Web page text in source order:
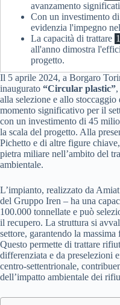
avanzamento
Con un investimento di
evidenzia l'impegno
La capacità di trattare
all'anno dimostra
progetto.
Il 5 aprile 2024, a Borgaro
inaugurato “Circular plastic”
alla selezione e allo
momento significativo per il
con un investimento di 45
la scala del progetto. Alla
Pichetto e di altre figure
pietra miliare nell’ambito del
ambientale.
L’impianto, realizzato da
del Gruppo Iren – ha una
100.000 tonnellate e può
il recupero. La struttura si
settore, garantendo la
Questo permette di trattare
differenziata e da preselezioni
centro-settentrionale,
dell’impatto ambientale dei